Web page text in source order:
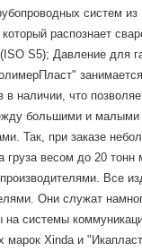
систем
распознает
S5); Давление для
наличии, что
большими и малыми
Так, при заказе
груза весом до 20
Все
Они служат
на системы
Xinda и